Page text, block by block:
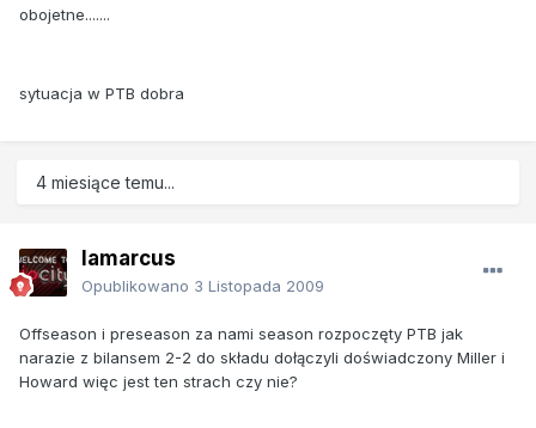
obojetne.......
sytuacja w PTB dobra
4 miesiące temu...
lamarcus
Opublikowano 3 Listopada 2009
Offseason i preseason za nami season rozpoczęty PTB jak
narazie z bilansem 2-2 do składu dołączyli doświadczony Miller i
Howard więc jest ten strach czy nie?